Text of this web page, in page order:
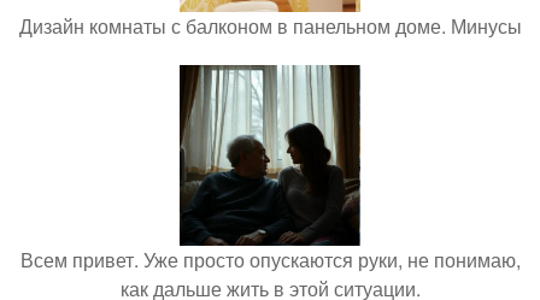
Дизайн комнаты с балконом в панельном доме. Минусы
Всем привет. Уже просто опускаются руки, не понимаю,
как дальше жить в этой ситуации.